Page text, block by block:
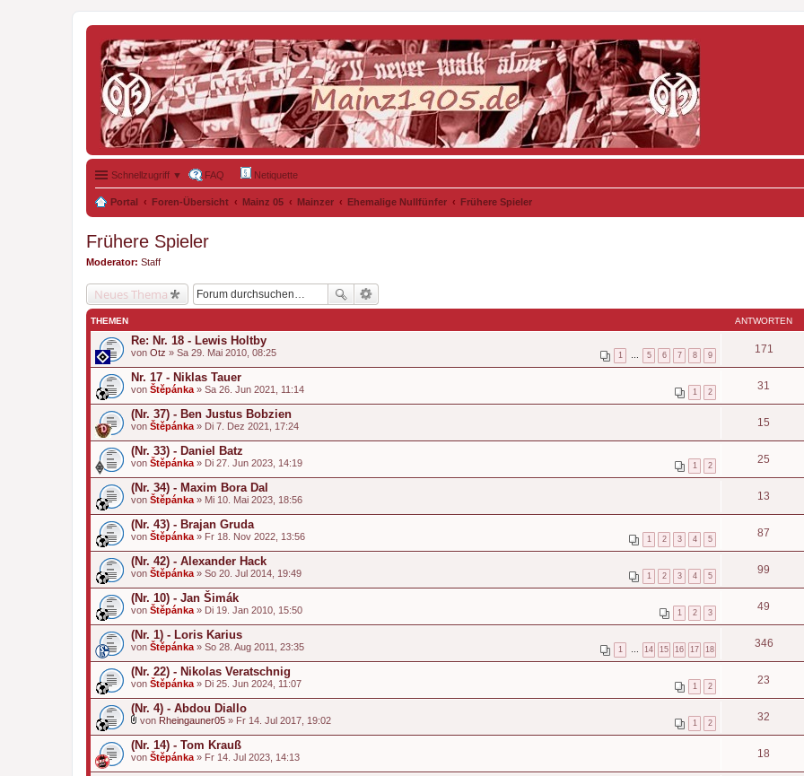
Schnellzugriff ▼ FAQ Netiquette
Portal Foren-Übersicht Mainz 05 Mainzer Ehemalige Nullfünfer Frühere Spieler
Frühere Spieler
Moderator: Staff
Neues Thema
THEMEN ANTWORTEN
Re: Nr. 18 - Lewis Holtby
1 5 6 7 8 9
von Otz » Sa 29. Mai 2010, 08:25 171
Nr. 17 - Niklas Tauer
1 2
von Štěpánka » Sa 26. Jun 2021, 11:14 31
(Nr. 37) - Ben Justus Bobzien
von Štěpánka » Di 7. Dez 2021, 17:24 15
(Nr. 33) - Daniel Batz
1 2
von Štěpánka » Di 27. Jun 2023, 14:19 25
(Nr. 34) - Maxim Bora Dal
von Štěpánka » Mi 10. Mai 2023, 18:56 13
(Nr. 43) - Brajan Gruda
1 2 3 4 5
von Štěpánka » Fr 18. Nov 2022, 13:56 87
(Nr. 42) - Alexander Hack
1 2 3 4 5
von Štěpánka » So 20. Jul 2014, 19:49 99
(Nr. 10) - Jan Šimák
1 2 3
von Štěpánka » Di 19. Jan 2010, 15:50 49
(Nr. 1) - Loris Karius
1 14 15 16 17 18
von Štěpánka » So 28. Aug 2011, 23:35 346
(Nr. 22) - Nikolas Veratschnig
1 2
von Štěpánka » Di 25. Jun 2024, 11:07 23
(Nr. 4) - Abdou Diallo
1 2
a
t
e
i
von Rheingauner05 » Fr 14. Jul 2017, 19:02 32
(Nr. 14) - Tom Krauß
von Štěpánka » Fr 14. Jul 2023, 14:13 18